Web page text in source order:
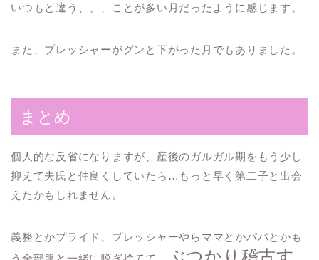
いつもと違う、、、ことが多い月だったように感じます。
また、プレッシャーがグンと下がった月でもありました。
まとめ
個人的な反省になりますが、産後のガルガル期をもう少し
抑えて夫氏と仲良くしていたら…もっと早く第二子と出会
えたかもしれません。
義務とかプライド、プレッシャーやらママとかパパとかも
ぶつかり稽古す